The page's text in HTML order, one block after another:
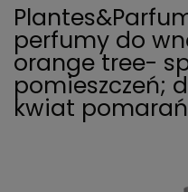
perfumy do
orange tree-
pomieszczeń;
kwiat